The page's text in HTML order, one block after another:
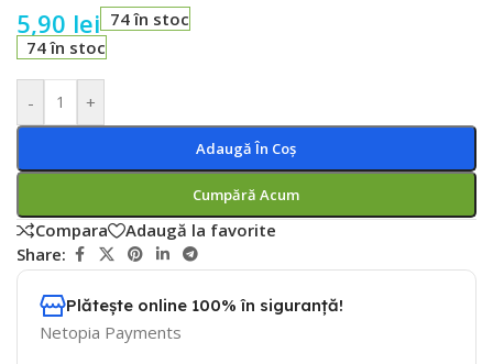
5,90 lei 74 în stoc
74 în stoc
- +
Adaugă În Coș
Cumpără Acum
Compara
Adaugă la favorite
Share:
Plătește online 100% în siguranță!
Netopia Payments